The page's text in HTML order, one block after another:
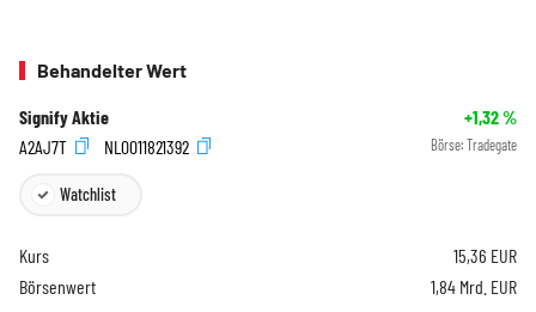
Behandelter Wert
Signify Aktie +1,32%
A2AJ7T
NL0011821392 Börse: Tradegate
Watchlist
Kurs 15,36 EUR
Börsenwert
1,84 Mrd. EUR